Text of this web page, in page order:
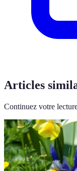
Articles
Continuez votre